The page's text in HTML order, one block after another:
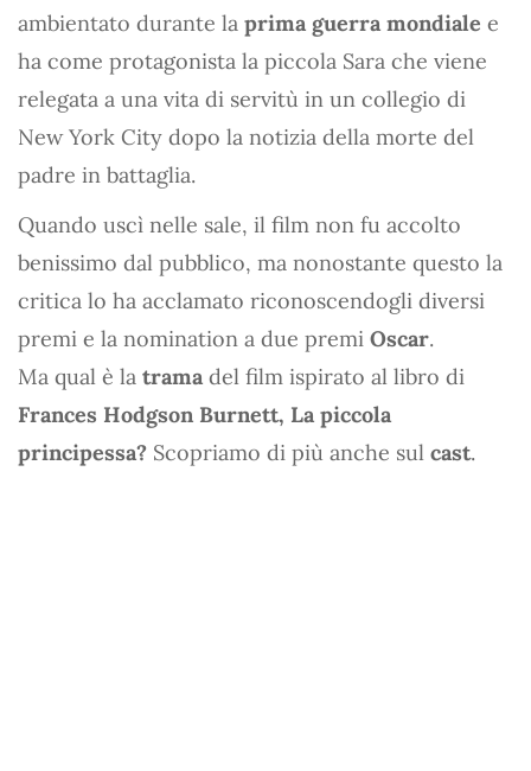
ambientato durante la prima guerra mondiale e
ha come protagonista la piccola Sara che viene
relegata a una vita di servitù in un collegio di
New York City dopo la notizia della morte del
padre in battaglia.
Quando uscì nelle sale, il film non fu accolto
benissimo dal pubblico, ma nonostante questo la
critica lo ha acclamato riconoscendogli diversi
premi e la nomination a due premi Oscar.
Ma qual è la trama del film ispirato al libro di
Frances Hodgson Burnett, La piccola
principessa? Scopriamo di più anche sul cast.